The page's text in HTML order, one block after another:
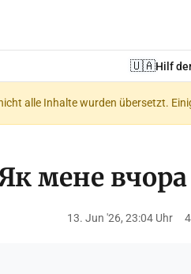
🇺🇦Hilf
alle Inhalte wurden übersetzt.
мене
13. Jun '26, 23:04 Uhr